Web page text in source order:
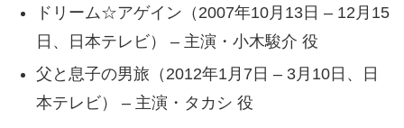
ドリーム☆アゲイン（2007年10月13日 – 12月15
日、日本テレビ） – 主演・小木駿介 役
父と息子の男旅（2012年1月7日 – 3月10日、日
本テレビ） – 主演・タカシ 役